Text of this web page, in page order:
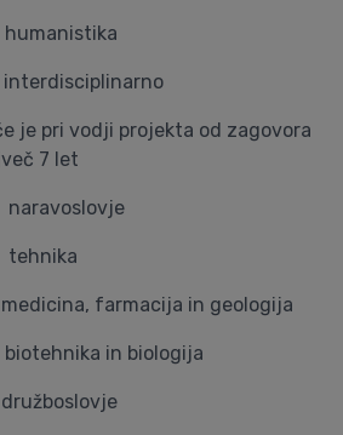
humanistika
interdisciplinarno
je pri vodji projekta od zagovora
7 let
naravoslovje
tehnika
medicina, farmacija in geologija
biotehnika in biologija
družboslovje